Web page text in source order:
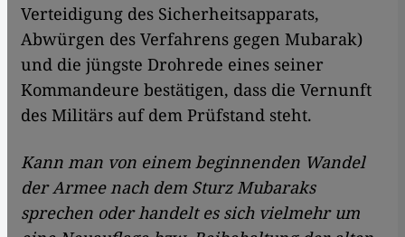
Verteidigung des Sicherheitsapparats,
Abwürgen des Verfahrens gegen Mubarak)
und die jüngste Drohrede eines seiner
Kommandeure bestätigen, dass die Vernunft
des Militärs auf dem Prüfstand steht.
Kann man von einem beginnenden Wandel
der Armee nach dem Sturz Mubaraks
sprechen oder handelt es sich vielmehr um